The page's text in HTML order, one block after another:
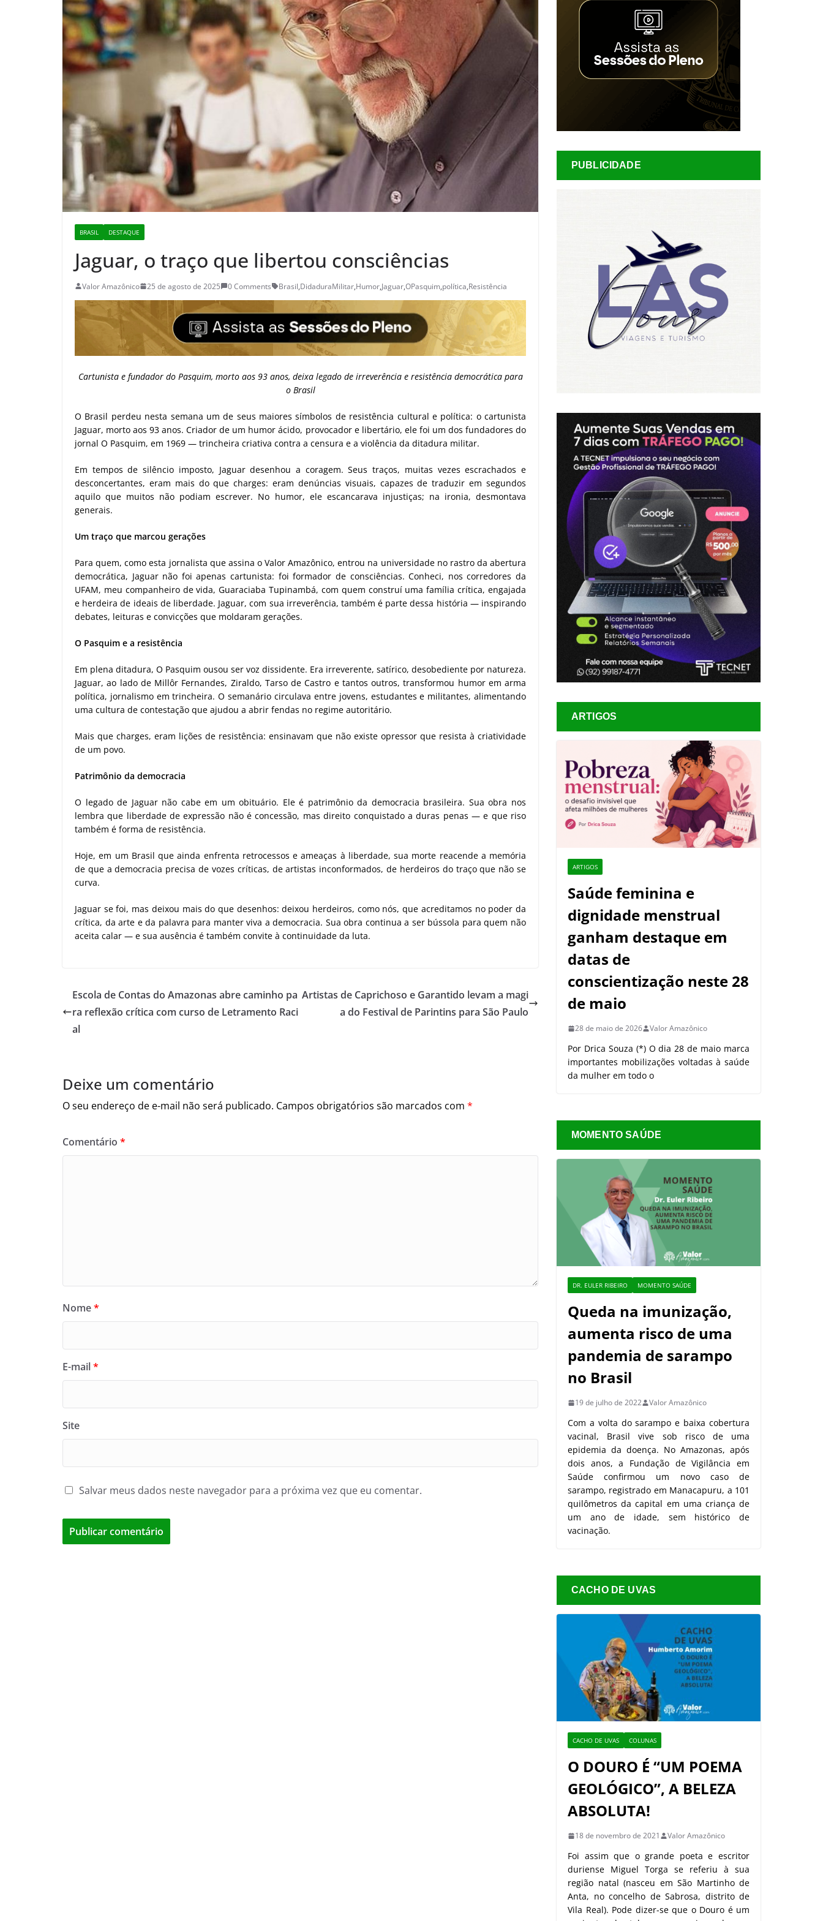
BRASIL DESTAQUE
Jaguar, o traço que libertou consciências
Valor Amazônico 25 de agosto de 2025 0 Comments Brasil,DidaduraMilitar,Humor,Jaguar,OPasquim,política,Resistência
Cartunista e fundador do Pasquim, morto aos 93 anos, deixa legado de irreverência e resistência democrática para
o Brasil
O Brasil perdeu nesta semana um de seus maiores símbolos de resistência cultural e política: o cartunista
Jaguar, morto aos 93 anos. Criador de um humor ácido, provocador e libertário, ele foi um dos fundadores do
jornal O Pasquim, em 1969 — trincheira criativa contra a censura e a violência da ditadura militar.
Em tempos de silêncio imposto, Jaguar desenhou a coragem. Seus traços, muitas vezes escrachados e
desconcertantes, eram mais do que charges: eram denúncias visuais, capazes de traduzir em segundos
aquilo que muitos não podiam escrever. No humor, ele escancarava injustiças; na ironia, desmontava
generais.
Um traço que marcou gerações
Para quem, como esta jornalista que assina o Valor Amazônico, entrou na universidade no rastro da abertura
democrática, Jaguar não foi apenas cartunista: foi formador de consciências. Conheci, nos corredores da
UFAM, meu companheiro de vida, Guaraciaba Tupinambá, com quem construí uma família crítica, engajada
e herdeira de ideais de liberdade. Jaguar, com sua irreverência, também é parte dessa história — inspirando
debates, leituras e convicções que moldaram gerações.
O Pasquim e a resistência
Em plena ditadura, O Pasquim ousou ser voz dissidente. Era irreverente, satírico, desobediente por natureza.
Jaguar, ao lado de Millôr Fernandes, Ziraldo, Tarso de Castro e tantos outros, transformou humor em arma
política, jornalismo em trincheira. O semanário circulava entre jovens, estudantes e militantes, alimentando
uma cultura de contestação que ajudou a abrir fendas no regime autoritário.
Mais que charges, eram lições de resistência: ensinavam que não existe opressor que resista à criatividade
de um povo.
Patrimônio da democracia
O legado de Jaguar não cabe em um obituário. Ele é patrimônio da democracia brasileira. Sua obra nos
lembra que liberdade de expressão não é concessão, mas direito conquistado a duras penas — e que riso
também é forma de resistência.
Hoje, em um Brasil que ainda enfrenta retrocessos e ameaças à liberdade, sua morte reacende a memória
de que a democracia precisa de vozes críticas, de artistas inconformados, de herdeiros do traço que não se
curva.
Jaguar se foi, mas deixou mais do que desenhos: deixou herdeiros, como nós, que acreditamos no poder da
crítica, da arte e da palavra para manter viva a democracia. Sua obra continua a ser bússola para quem não
aceita calar — e sua ausência é também convite à continuidade da luta.
Escola de Contas do Amazonas abre caminho pa
ra reflexão crítica com curso de Letramento Raci
al
Artistas de Caprichoso e Garantido levam a magi
a do Festival de Parintins para São Paulo
Deixe um comentário
O seu endereço de e-mail não será publicado. Campos obrigatórios são marcados com *
Comentário *
Nome*
E-mail*
Site
Salvar meus dados neste navegador para a próxima vez que eu comentar.
PUBLICIDADE
ARTIGOS
ARTIGOS
Saúde feminina e
dignidade menstrual
ganham destaque em
datas de
conscientização neste 28
de maio
28 de maio de 2026 Valor Amazônico
Por Drica Souza (*) O dia 28 de maio marca
importantes mobilizações voltadas à saúde
da mulher em todo o
MOMENTO SAÚDE
DR. EULER RIBEIRO MOMENTO SAÚDE
Queda na imunização,
aumenta risco de uma
pandemia de sarampo
no Brasil
19 de julho de 2022 Valor Amazônico
Com a volta do sarampo e baixa cobertura
vacinal, Brasil vive sob risco de uma
epidemia da doença. No Amazonas, após
dois anos, a Fundação de Vigilância em
Saúde confirmou um novo caso de
sarampo, registrado em Manacapuru, a 101
quilômetros da capital em uma criança de
um ano de idade, sem histórico de
vacinação.
CACHO DE UVAS
CACHO DE UVAS COLUNAS
O DOURO É “UM POEMA
GEOLÓGICO”, A BELEZA
ABSOLUTA!
18 de novembro de 2021 Valor Amazônico
Foi assim que o grande poeta e escritor
duriense Miguel Torga se referiu à sua
região natal (nasceu em São Martinho de
Anta, no concelho de Sabrosa, distrito de
Vila Real). Pode dizer-se que o Douro é um